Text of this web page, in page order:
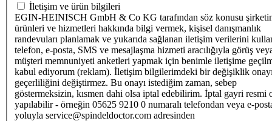
İletişim ve ürün bilgileri
EGIN-HEINISCH GmbH & Co KG tarafından söz konusu
ürünleri ve hizmetleri hakkında bilgi vermek, kişisel danışmanlık
randevuları planlamak ve yukarıda sağlanan iletişim verilerini
telefon, e-posta, SMS ve mesajlaşma hizmeti aracılığıyla görüş
müşteri memnuniyeti anketleri yapmak için benimle iletişime
kabul ediyorum (reklam). İletişim bilgilerimdeki bir değişiklik
geçerliliğini değiştirmez. Bu onayı istediğim zaman, sebep
göstermeksizin, kısmen dahi olsa iptal edebilirim. İptal gayri resmi
yapılabilir - örneğin 05625 9210 0 numaralı telefondan veya e-
yoluyla service@spindeldoctor.com adresinden